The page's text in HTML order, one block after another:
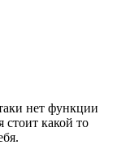
нет функции
стоит какой то